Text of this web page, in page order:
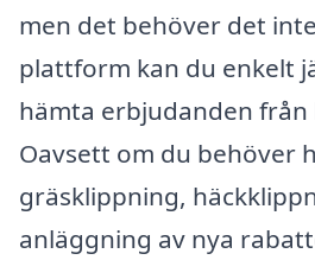
men det behöver det
plattform kan du enkelt
hämta erbjudanden från
Oavsett om du behöver
gräsklippning,
anläggning av nya